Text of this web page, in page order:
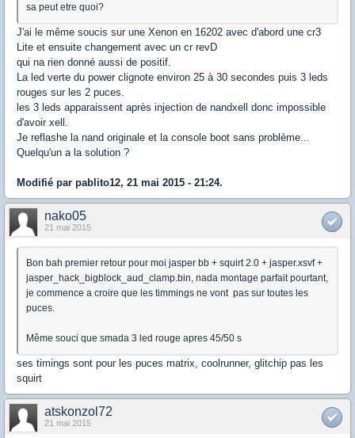
sa peut etre quoi?
J'ai le même soucis sur une Xenon en 16202 avec d'abord une cr3
Lite et ensuite changement avec un cr revD
qui na rien donné aussi de positif.
La led verte du power clignote environ 25 à 30 secondes puis 3 leds
rouges sur les 2 puces.
les 3 leds apparaissent après injection de nandxell donc impossible
d'avoir xell.
Je reflashe la nand originale et la console boot sans problème...
Quelqu'un a la solution ?
Modifié par pablito12, 21 mai 2015 - 21:24.
nako05
21 mai 2015
Bon bah premier retour pour moi jasper bb + squirt 2.0 + jasper.xsvf +
jasper_hack_bigblock_aud_clamp.bin, nada montage parfait pourtant,
je commence a croire que les timmings ne vont pas sur toutes les
puces.
Même souci que smada 3 led rouge apres 45/50 s
ses timings sont pour les puces matrix, coolrunner, glitchip pas les
squirt
atskonzol72
21 mai 2015